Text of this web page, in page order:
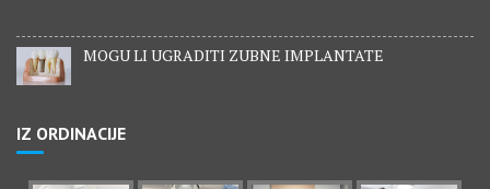
MOGU LI UGRADITI ZUBNE IMPLANTATE
IZ ORDINACIJE